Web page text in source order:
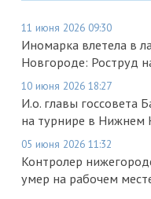
11 июня 2026 09:30
Иномарка влетела в
Новгороде: Роструд
10 июня 2026 18:27
И.о. главы госсовета
на турнире в Нижнем
05 июня 2026 11:32
Контролер
умер на рабочем